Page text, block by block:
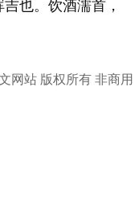
也。饮酒濡首，
网站 版权所有 非商用